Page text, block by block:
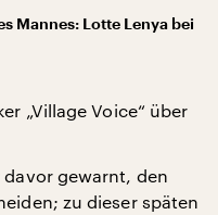
Mannes: Lotte Lenya bei
„Village Voice“ über
davor gewarnt, den
zu dieser späten